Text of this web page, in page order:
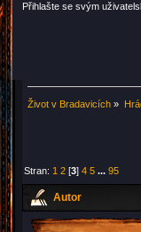
Přihlašte se svým
Život v Bradavicích »
Stran: 1 2 [3]4 5 ...95
Autor